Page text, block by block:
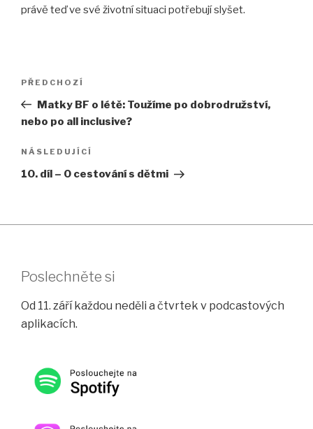
právě teď ve své životní situaci potřebují slyšet.
Navigace
příspěvek
Předchozí
příspěvek
PŘEDCHOZÍ
Matky BF o létě: Toužíme po dobrodružství,
nebo po all inclusive?
Následující
příspěvek
NÁSLEDUJÍCÍ
10. díl – O cestování s dětmi
Poslechněte si
Od 11. září každou neděli a čtvrtek v podcastových
aplikacích.